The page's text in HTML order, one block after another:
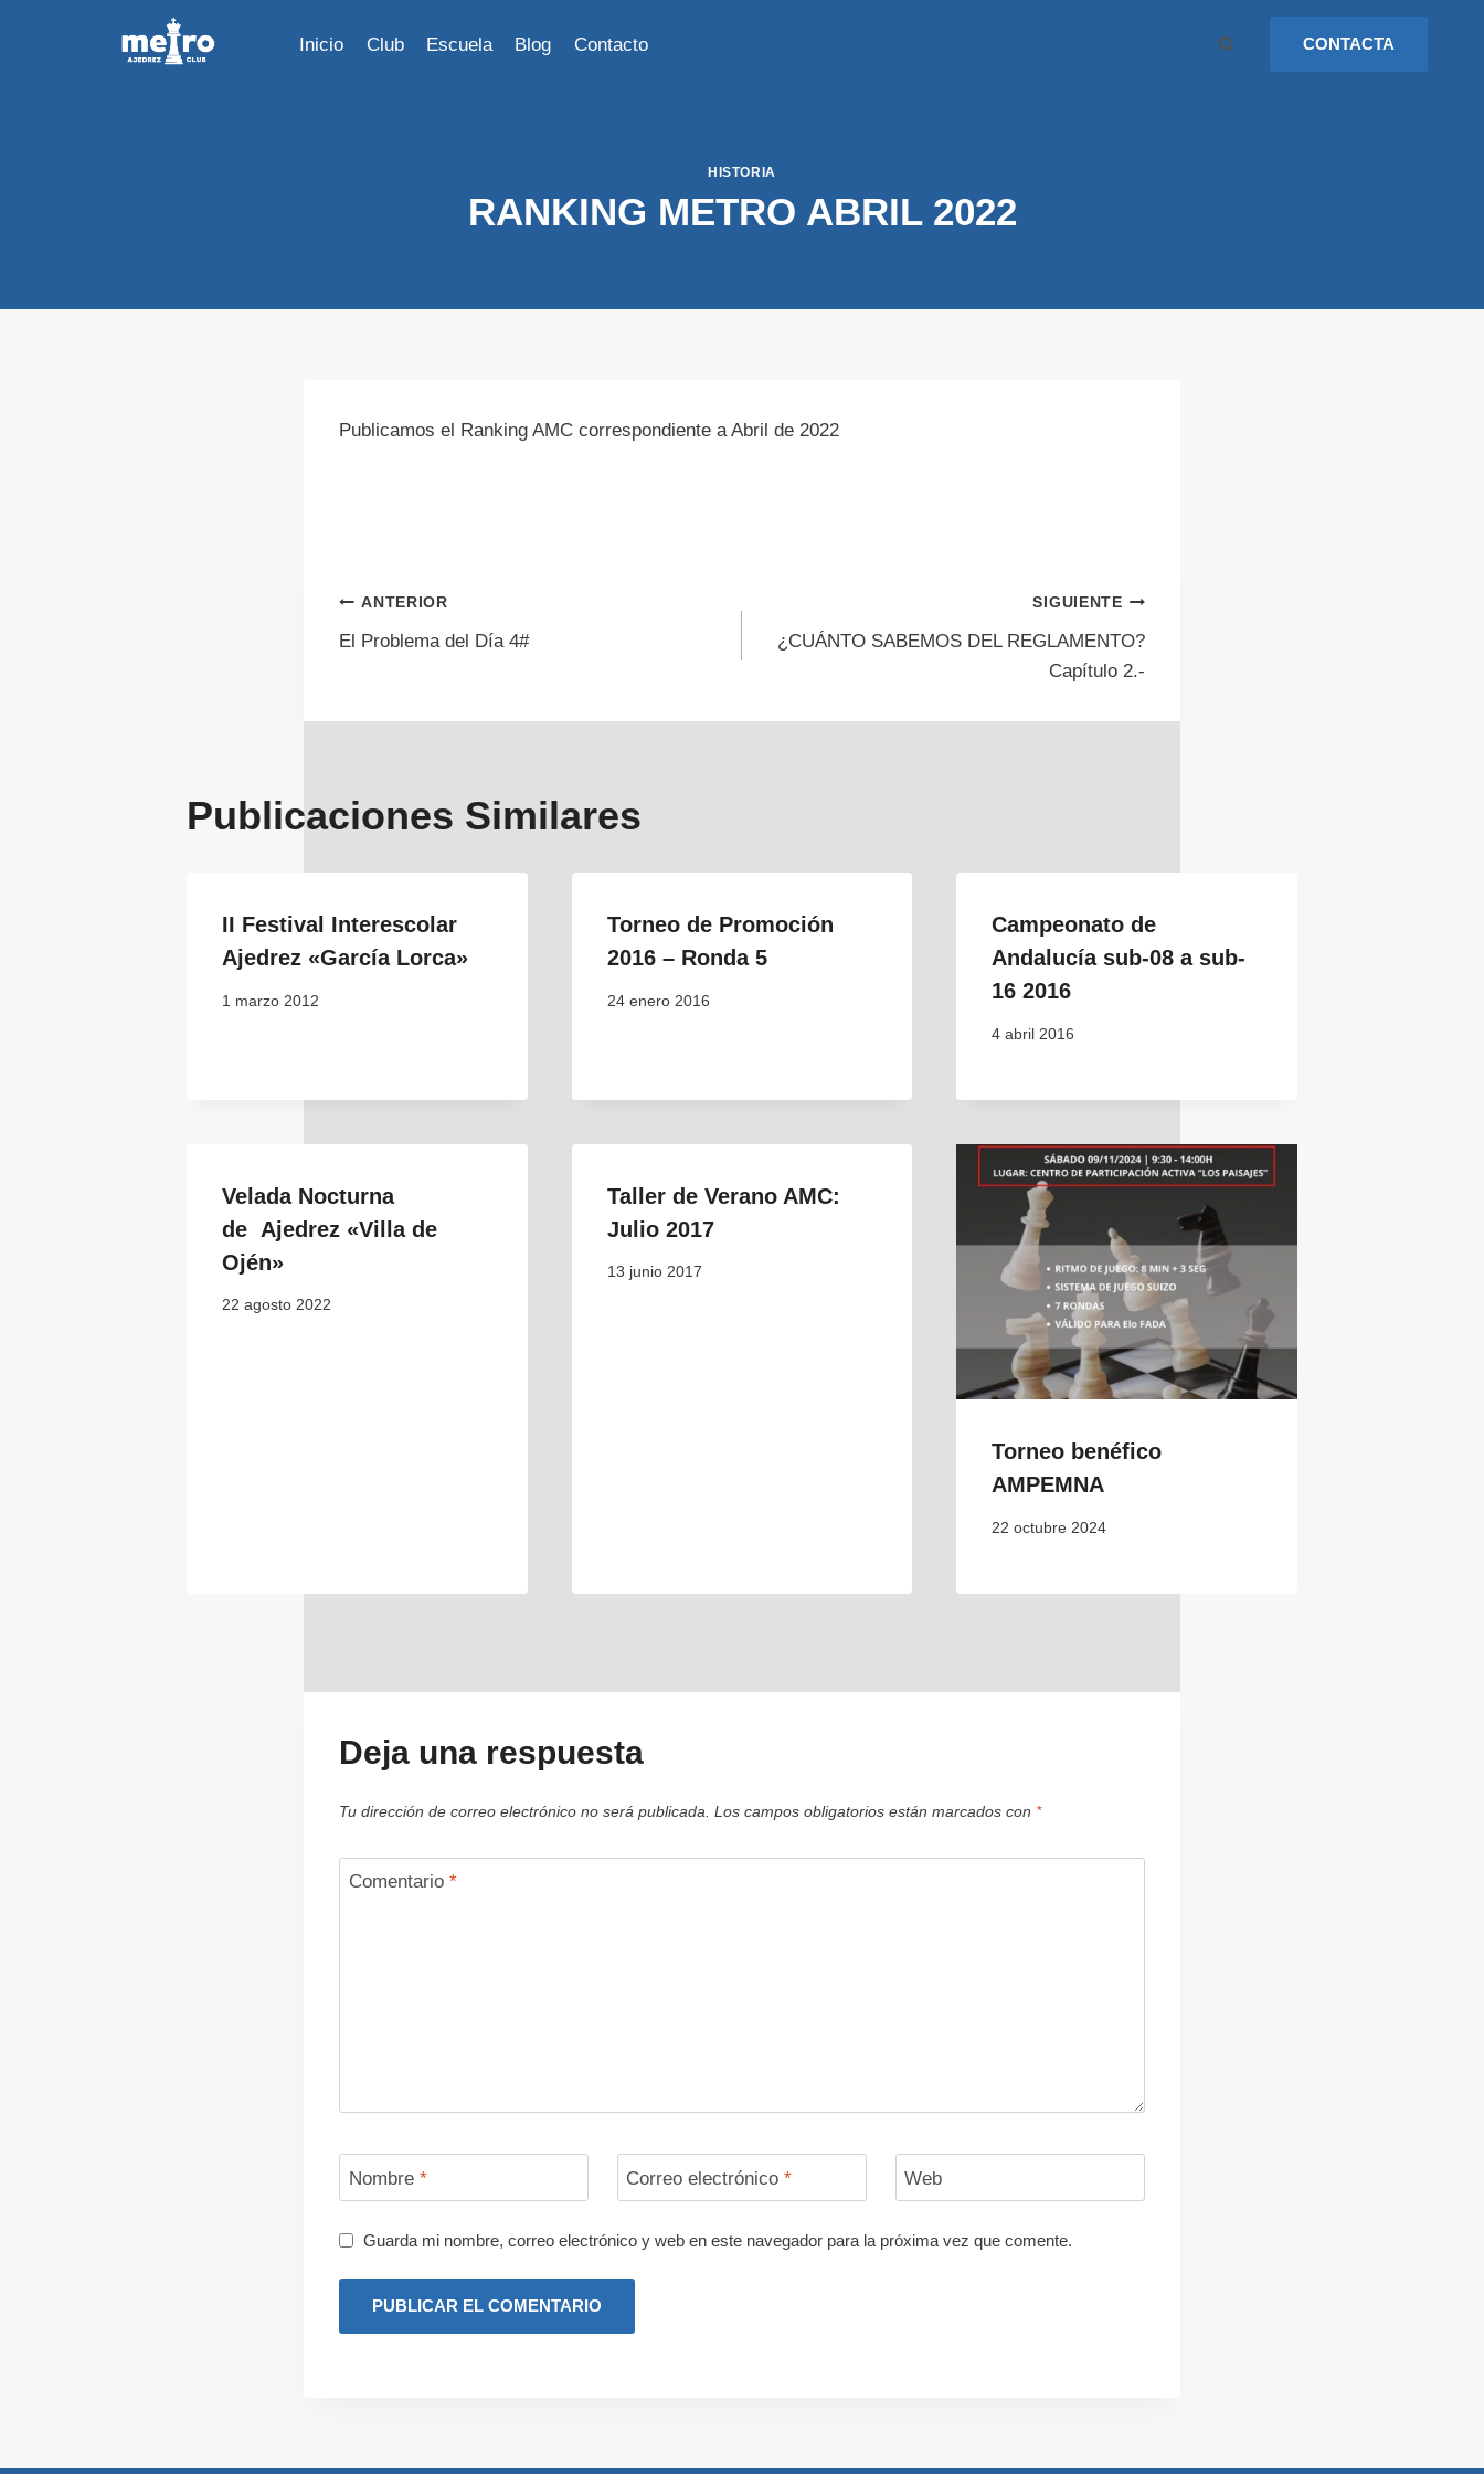
Inicio Club Escuela Blog Contacto CONTACTA
HISTORIA
RANKING METRO ABRIL 2022
Publicamos el Ranking AMC correspondiente a Abril de 2022
Navegación
entradas
ANTERIOR
El Problema del Día 4#
SIGUIENTE
¿CUÁNTO SABEMOS DEL REGLAMENTO?
Capítulo 2.-
Publicaciones Similares
II Festival Interescolar
Ajedrez «García Lorca»
1 marzo 2012
Torneo de Promoción
2016 – Ronda 5
24 enero 2016
Campeonato de
Andalucía sub-08 a sub-
16 2016
4 abril 2016
Velada Nocturna
de Ajedrez «Villa de
Ojén»
22 agosto 2022
Taller de Verano AMC:
Julio 2017
13 junio 2017
Torneo benéfico
AMPEMNA
22 octubre 2024
Deja una respuesta
Tu dirección de correo electrónico no será publicada. Los campos obligatorios están marcados con *
Comentario *
Nombre * Correo electrónico* Web
Guarda mi nombre, correo electrónico y web en este navegador para la próxima vez que comente.